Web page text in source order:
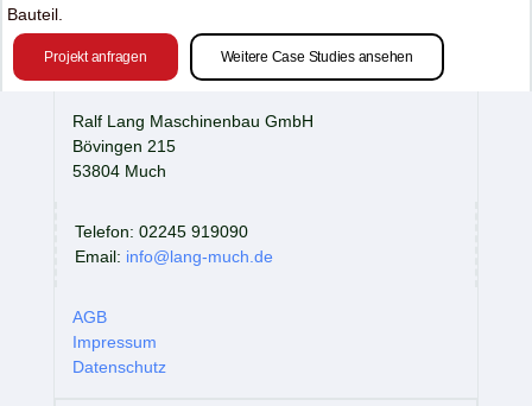
Bauteil.
Projekt anfragen Weitere Case Studies ansehen
Ralf Lang Maschinenbau GmbH
Bövingen 215
53804 Much
Telefon: 02245 919090
Email: info@lang-much.de
AGB
Impressum
Datenschutz